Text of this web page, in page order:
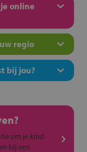
online
regio
bij jou?
om je kind
bij een